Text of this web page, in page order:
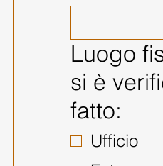
Luogo
si è
fatto:
Ufficio